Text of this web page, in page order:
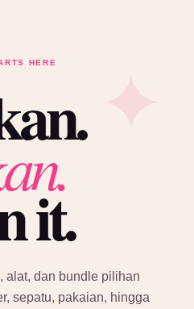
HERE
it.
alat, dan bundle pilihan
sepatu, pakaian, hingga